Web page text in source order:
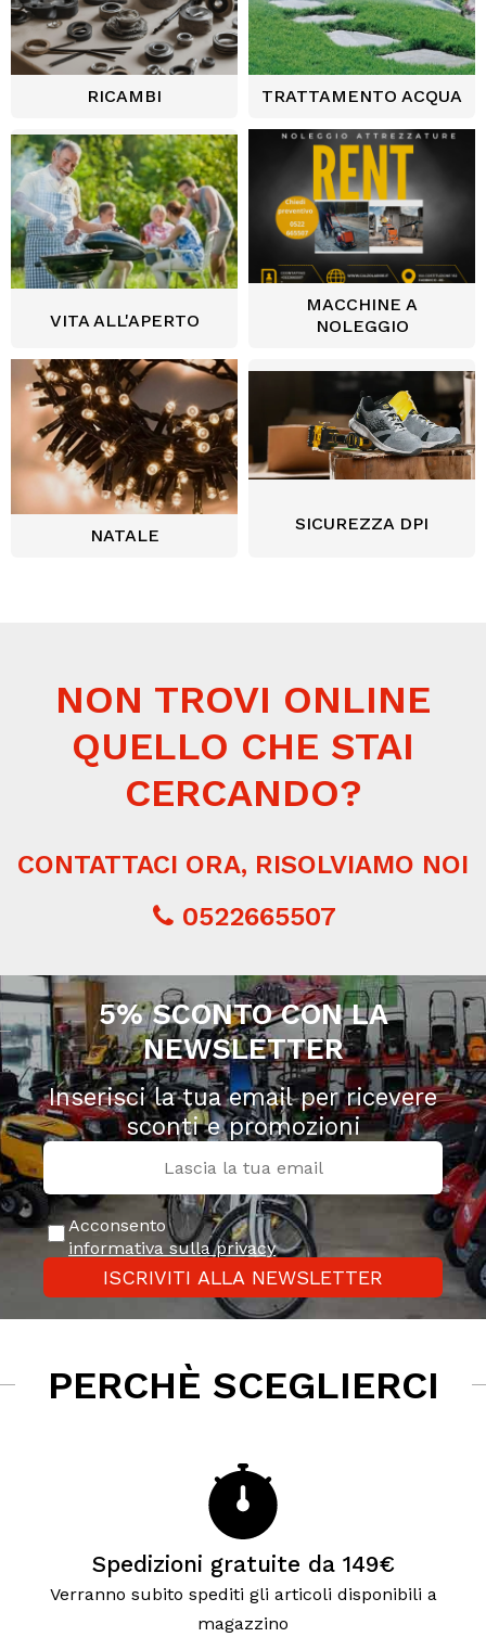
RICAMBI TRATTAMENTO ACQUA
VITA ALL'APERTO
MACCHINE A
NOLEGGIO
NATALE
SICUREZZA DPI
NON TROVI ONLINE
QUELLO CHE STAI
CERCANDO?
CONTATTACI ORA, RISOLVIAMO NOI
0522665507
5% SCONTO CON LA
NEWSLETTER
Inserisci la tua email per ricevere
sconti e promozioni
Acconsento
informativa sulla privacy
ISCRIVITI ALLA NEWSLETTER
PERCHÈ SCEGLIERCI
Spedizioni gratuite da 149€
Verranno subito spediti gli articoli disponibili a
magazzino